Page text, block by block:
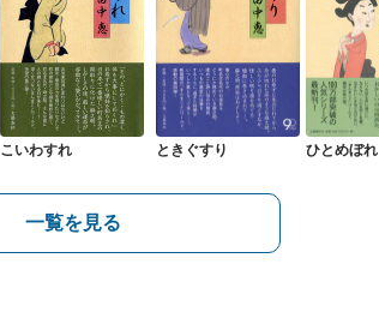
こいわすれ ときぐすり ひとめぼれ
一覧を見る